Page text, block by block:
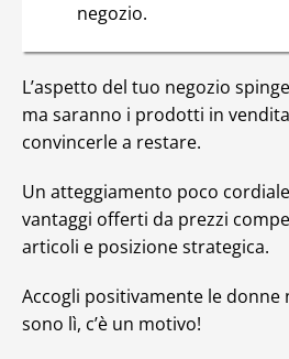
negozio.
L’aspetto del tuo negozio
ma saranno i prodotti in
convincerle a restare.
Un atteggiamento poco
vantaggi offerti da prezzi
articoli e posizione strategica.
Accogli positivamente le donne
sono lì, c’è un motivo!